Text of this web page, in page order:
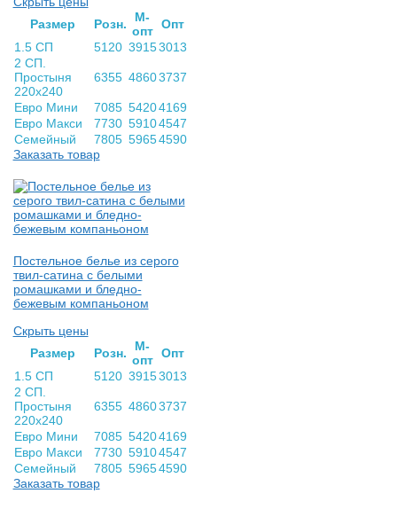
Раз­мер
Розн.
М-
опт Опт
1.5 СП
5120 39153013
2 СП.
Простыня
220х240
6355 48603737
Евро Мини 7085 54204169
Евро Макси
7730 59104547
Семейный
7805 59654590
Заказать товар
Постельное белье из серого
твил-сатина с белыми
ромашками и бледно-
бежевым компаньоном
Скрыть цены
Раз­мер
Розн.
М-
опт Опт
1.5 СП
5120 39153013
2 СП.
Простыня
220х240
6355 48603737
Евро Мини 7085 54204169
Евро Макси
7730 59104547
Семейный
7805 59654590
Заказать товар